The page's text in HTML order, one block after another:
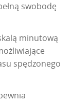
swobodę
minutową
spędzonego